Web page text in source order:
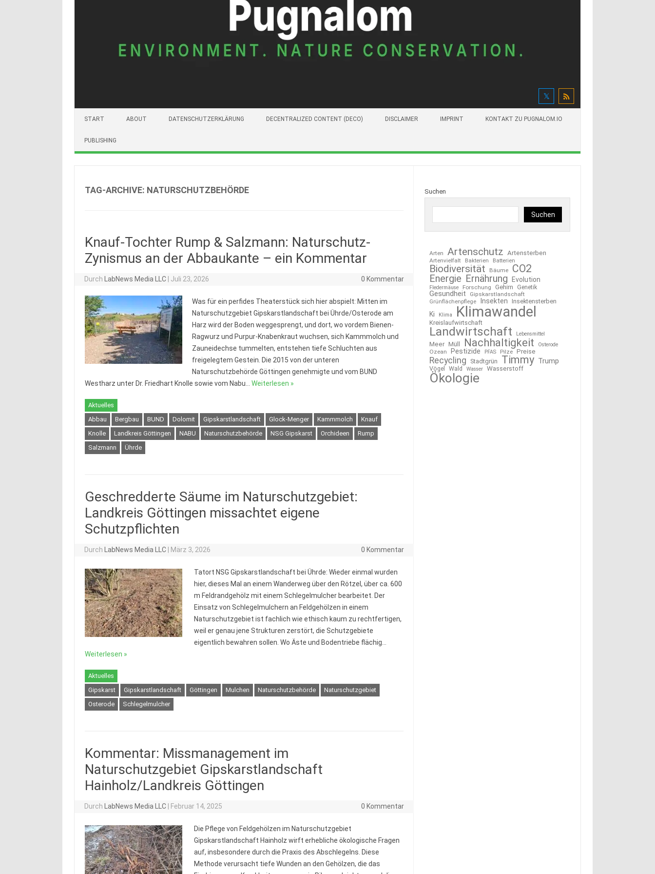
START ABOUT DATENSCHUTZERKLÄRUNG DECENTRALIZED CONTENT (DECO) DISCLAIMER IMPRINT KONTAKT ZU PUGNALOM.IO
PUBLISHING
TAG-ARCHIVE: NATURSCHUTZBEHÖRDE
Knauf-Tochter Rump & Salzmann: Naturschutz-
Zynismus an der Abbaukante – ein Kommentar
Durch LabNews Media LLC Juli 23, 2026 0 Kommentar
Was für ein perfides Theaterstück sich hier abspielt: Mitten im
Naturschutzgebiet Gipskarstlandschaft bei Ührde/Osterode am
Harz wird der Boden weggesprengt, und dort, wo vordem Bienen-
Ragwurz und Purpur-Knabenkraut wuchsen, sich Kammmolch und
Zauneidechse tummelten, entstehen tiefe Schluchten aus
freigelegtem Gestein. Die 2015 von der unteren
Naturschutzbehörde Göttingen genehmigte und vom BUND
Westharz unter Dr. Friedhart Knolle sowie vom Nabu… Weiterlesen »
Aktuelles
Abbau
Bergbau BUND Dolomit Gipskarstlandschaft Glock-Menger Kammmolch
Knauf
Knolle
Landkreis Göttingen NABU Naturschutzbehörde NSG Gipskarst Orchideen
Rump
Salzmann
Ührde
Geschredderte Säume im Naturschutzgebiet:
Landkreis Göttingen missachtet eigene
Schutzpflichten
Durch LabNews Media LLC März 3, 2026 0 Kommentar
Tatort NSG Gipskarstlandschaft bei Ührde: Wieder einmal wurden
hier, dieses Mal an einem Wanderweg über den Rötzel, über ca. 600
m Feldrandgehölz mit einem Schlegelmulcher bearbeitet. Der
Einsatz von Schlegelmulchern an Feldgehölzen in einem
Naturschutzgebiet ist fachlich wie ethisch kaum zu rechtfertigen,
weil er genau jene Strukturen zerstört, die Schutzgebiete
eigentlich bewahren sollen. Wo Äste und Bodentriebe flächig…
Weiterlesen »
Aktuelles
Gipskarst
Gipskarstlandschaft Göttingen Mulchen Naturschutzbehörde
Naturschutzgebiet
Osterode
Schlegelmulcher
Kommentar: Missmanagement im
Naturschutzgebiet Gipskarstlandschaft
Hainholz/Landkreis Göttingen
Durch LabNews Media LLC Februar 14, 2025 0 Kommentar
Die Pflege von Feldgehölzen im Naturschutzgebiet
Gipskarstlandschaft Hainholz wirft erhebliche ökologische Fragen
auf, insbesondere durch die Praxis des Abschlegelns. Diese
Methode verursacht tiefe Wunden an den Gehölzen, die das
Suchen
Suchen
Arten Artenschutz Artensterben
Artenvielfalt Bakterien Batterien
Biodiversität Bäume CO2
Energie Ernährung Evolution
Fledermäuse Forschung Gehirn Genetik
Gesundheit Gipskarstlandschaft
Grünflächenpflege Insekten Insektensterben
Ki Klima Klimawandel
Kreislaufwirtschaft
Landwirtschaft Lebensmittel
Meer Müll Nachhaltigkeit Osterode
Ozean Pestizide PFAS Pilze Preise
Recycling Stadtgrün Timmy Trump
Vögel Wald Wasser Wasserstoff
Ökologie